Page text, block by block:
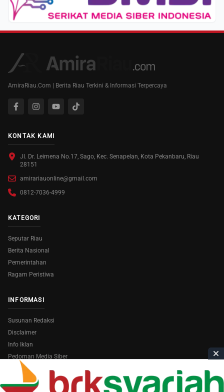
AmiraRiau.Com | Berita Riau Terkini & Informasi Terpercaya
KONTAK KAMI
Jl. Dr. Leimena No.17, Sago, Kec. Senapelan, Kota Pekanbaru, Riau
28151
amirariauonline@gmail.com
0812-7036-4999
KATEGORI
Seputar Riau
Berita Nasional
Pemerintahan
Ragam Peristiwa
INFORMASI
Susunan Redaksi
Disclaimer
Info Iklan
Pedoman Media Siber